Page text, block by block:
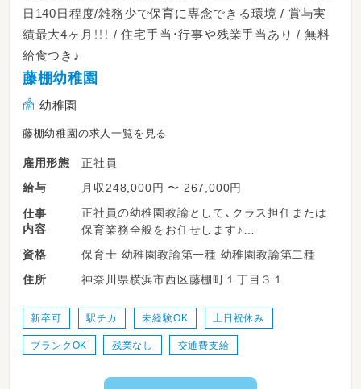
日140日程度/雑務少で保育に専念できる環境 / 賞与実
績最大4ヶ月！！！ / 住宅手当・行事や残業手当あり / 無料
給食つき♪
藤棚幼稚園
幼稚園
藤棚幼稚園の求人一覧を見る
雇用形態
正社員
給与
月収248,000円 〜 267,000円
仕事
内容
正社員の幼稚園教諭として、クラス担任または
保育業務全般をお任せします♪
・登園・降園時の園児の受け入れ、見送り
・主活動（体操・お絵かき・季節の行事など）の準
・園庭や室内での遊戯見守り、安全管理
・昼食（給食）のサポート・片付け
・トイレトレーニングや身の回りのお世話
・各種記録類・日誌の作成（PC・手書き選択可）
資格
保育士 幼稚園教諭第一種 幼稚園教諭第二種
住所
神奈川県横浜市西区藤棚町１丁目３１
新卒可 駅チカ 未経験OK 土日祝休み
ブランクOK 残業なし 交通費支給